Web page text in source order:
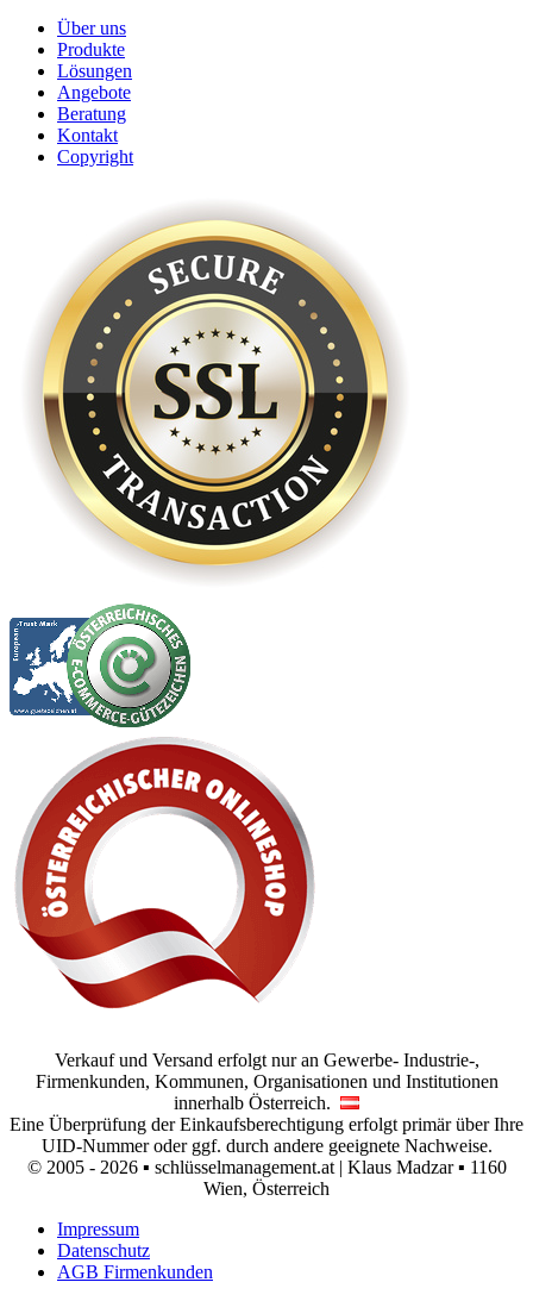
Über uns
Produkte
Lösungen
Angebote
Beratung
Kontakt
Copyright
Verkauf und Versand erfolgt nur an Gewerbe- Industrie-,
Firmenkunden, Kommunen, Organisationen und Institutionen
innerhalb Österreich.
Eine Überprüfung der Einkaufsberechtigung erfolgt primär über Ihre
UID-Nummer oder ggf. durch andere geeignete Nachweise.
© 2005 - 2026 ▪ schlüsselmanagement.at | Klaus Madzar ▪ 1160
Wien, Österreich
Impressum
Datenschutz
AGB Firmenkunden